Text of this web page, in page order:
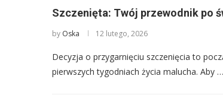
Szczenięta: Twój przewodnik po
by Oska 12 lutego, 2026
Decyzja o przygarnięciu szczenięcia to
pierwszych tygodniach życia malucha. Aby …